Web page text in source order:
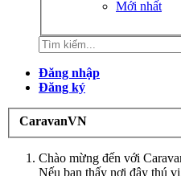
Mới nhất
Đăng nhập
Đăng ký
CaravanVN
Chào mừng đến với
Nếu bạn thấy nơi đây thú